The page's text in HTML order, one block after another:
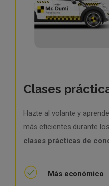
Clases
Hazte al volante y
más eficientes durante
clases prácticas de
Más económico